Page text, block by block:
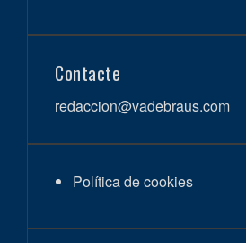
Contacte
redaccion@vadebraus.com
Política de cookies